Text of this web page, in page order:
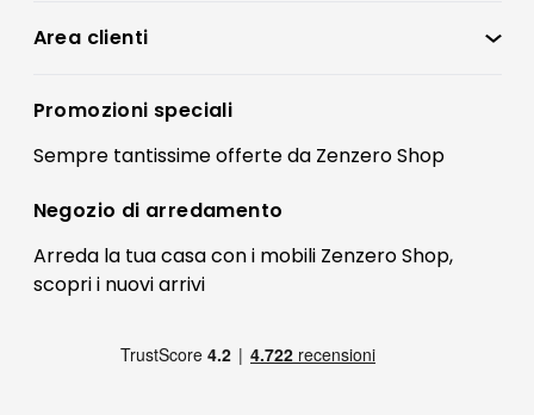
Condizioni di vendita
Preferenze Cookies
Termini e condizioni
Contatti
FAQ
Pagamenti
Area clienti
Registrati
Il mio account
Promozioni speciali
Sempre tantissimeofferteda Zenzero Shop
Negozio di arredamento
Arreda la tua casa con i mobili Zenzero Shop,
scopri i nuovi arrivi